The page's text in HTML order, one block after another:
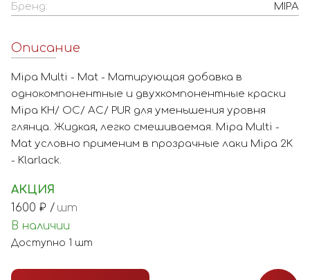
Бренд:
MIPA
Описание
Mipa Multi - Mat - Матирующая добавка в
однокомпонентные и двухкомпонентные краски
Mipa KH/ OC/ AC/ PUR для уменьшения уровня
глянца. Жидкая, легко смешиваемая. Mipa Multi -
Mat условно применим в прозрачные лаки Mipa 2K
- Klarlack.
АКЦИЯ
1600 ₽ / шт
В наличии
Доступно 1 шт